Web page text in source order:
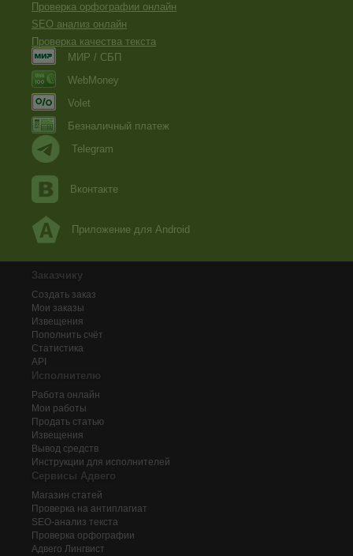
Проверка орфографии онлайн
SEO анализ онлайн
Проверка качества текста
МИР / СБП
WebMoney
Volet
Безналичный платеж
Telegram
Вконтакте
Приложение для Android
Заказчику
Создать заказ
Мои заказы
Извещения
Пополнить счёт
Статистика
API
Исполнителю
Работа онлайн
Мои работы
Продать статью
Извещения
Вывод средств
Инструкции для исполнителей
Сервисы Адвего
Магазин статей
Проверка на антиплагиат
SEO-анализ текста
Проверка орфографии
Адвего Лингвист